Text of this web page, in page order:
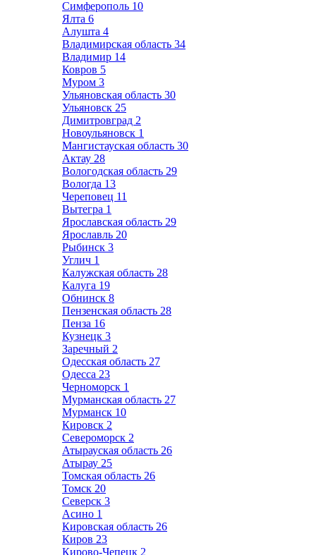
Симферополь 10
Ялта 6
Алушта 4
Владимирская область 34
Владимир 14
Ковров 5
Муром 3
Ульяновская область 30
Ульяновск 25
Димитровград 2
Новоульяновск 1
Мангистауская область 30
Актау 28
Вологодская область 29
Вологда 13
Череповец 11
Вытегра 1
Ярославская область 29
Ярославль 20
Рыбинск 3
Углич 1
Калужская область 28
Калуга 19
Обнинск 8
Пензенская область 28
Пенза 16
Кузнецк 3
Заречный 2
Одесская область 27
Одесса 23
Черноморск 1
Мурманская область 27
Мурманск 10
Кировск 2
Североморск 2
Атырауская область 26
Атырау 25
Томская область 26
Томск 20
Северск 3
Асино 1
Кировская область 26
Киров 23
Кирово-Чепецк 2